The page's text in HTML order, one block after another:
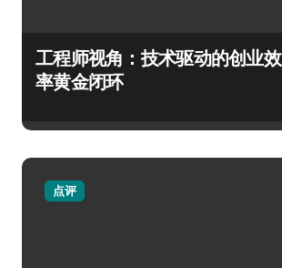
工程师视角：技术驱动的创业效
率黄金闭环
点评